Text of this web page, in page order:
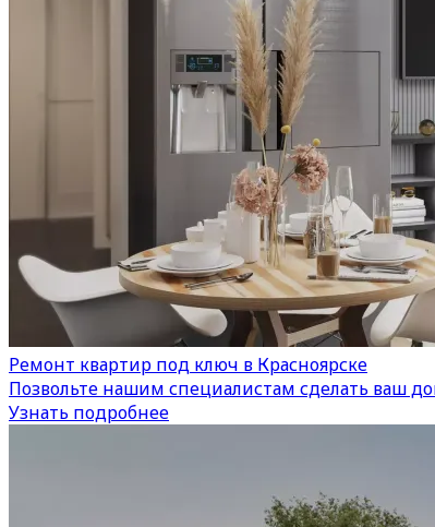
Ремонт квартир под ключ в Красноярске
Позвольте нашим специалистам сделать ваш
Узнать подробнее